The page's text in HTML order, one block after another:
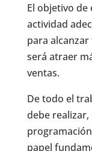
El objetivo
actividad
para
será atraer
ventas.
De todo el
debe
papel